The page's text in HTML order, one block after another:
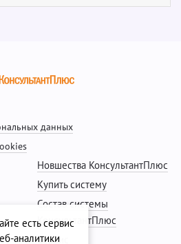
данных
Новшества КонсультантПлюс
Купить систему
Состав системы
КонсультантПлюс
Сервис
есть сервис
аналитики